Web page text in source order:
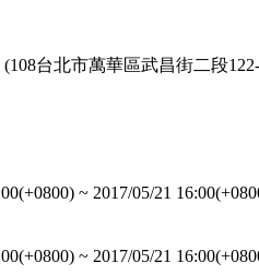
(108台北市萬華區武昌街二段
~ 2017/05/21
~ 2017/05/21